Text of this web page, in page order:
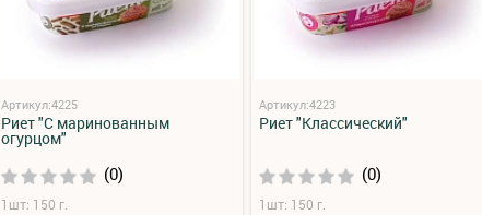
Артикул:4225
Риет "С маринованным
огурцом"
(0)
1шт: 150 г.
Артикул:4223
Риет "Классический"
(0)
1шт: 150 г.